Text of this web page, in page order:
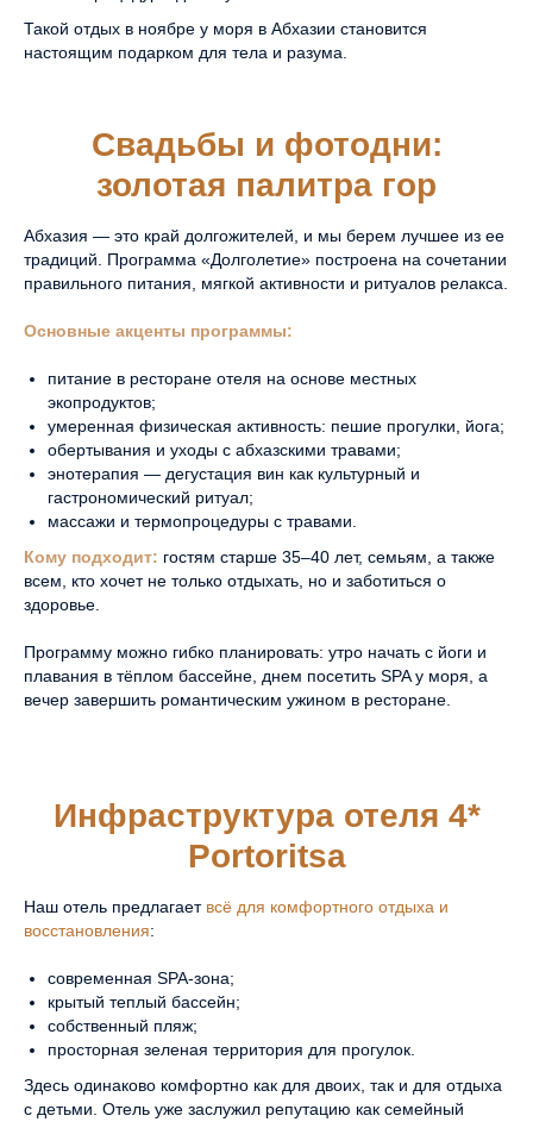
Такой отдых в ноябре у моря в Абхазии становится
настоящим подарком для тела и разума.
Свадьбы и фотодни:
золотая палитра гор
Абхазия — это край долгожителей, и мы берем лучшее из ее
традиций. Программа «Долголетие» построена на сочетании
правильного питания, мягкой активности и ритуалов релакса.
Основные акценты программы:
питание в ресторане отеля на основе местных
экопродуктов;
умеренная физическая активность: пешие прогулки, йога;
обертывания и уходы с абхазскими травами;
энотерапия — дегустация вин как культурный и
гастрономический ритуал;
массажи и термопроцедуры с травами.
Кому подходит: гостям старше 35–40 лет, семьям, а также
всем, кто хочет не только отдыхать, но и заботиться о
здоровье.
Программу можно гибко планировать: утро начать с йоги и
плавания в тёплом бассейне, днем посетить SPA у моря, а
вечер завершить романтическим ужином в ресторане.
Инфраструктура отеля 4*
Portoritsa
Наш отель предлагает всё для комфортного отдыха и
восстановления:
современная SPA-зона;
крытый теплый бассейн;
собственный пляж;
просторная зеленая территория для прогулок.
Здесь одинаково комфортно как для двоих, так и для отдыха
с детьми. Отель уже заслужил репутацию как семейный
Абхазия, Гагрский р-н,
г. Гагры, пос.Цандрипш,
ул. Октябрьская, 516
8-800-600-49-57
почта
info@portoritsa.ru
ПОКАЗАТЬ НА